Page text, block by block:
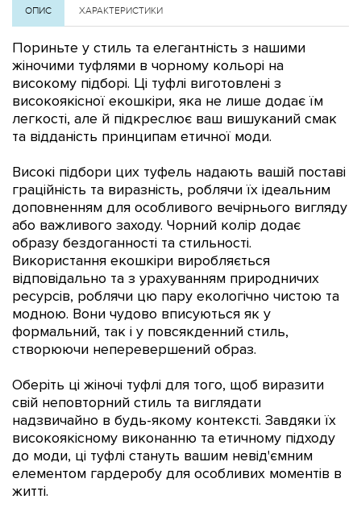
ОПИС ХАРАКТЕРИСТИКИ
Пориньте у стиль та елегантність з нашими
жіночими туфлями в чорному кольорі на
високому підборі. Ці туфлі виготовлені з
високоякісної екошкіри, яка не лише додає їм
легкості, але й підкреслює ваш вишуканий смак
та відданість принципам етичної моди.
Високі підбори цих туфель надають вашій поставі
граційність та виразність, роблячи їх ідеальним
доповненням для особливого вечірнього вигляду
або важливого заходу. Чорний колір додає
образу бездоганності та стильності.
Використання екошкіри виробляється
відповідально та з урахуванням природничих
ресурсів, роблячи цю пару екологічно чистою та
модною. Вони чудово вписуються як у
формальний, так і у повсякденний стиль,
створюючи неперевершений образ.
Оберіть ці жіночі туфлі для того, щоб виразити
свій неповторний стиль та виглядати
надзвичайно в будь-якому контексті. Завдяки їх
високоякісному виконанню та етичному підходу
до моди, ці туфлі стануть вашим невід'ємним
елементом гардеробу для особливих моментів в
житті.